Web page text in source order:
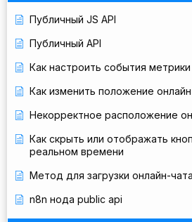
Публичный JS API
Публичный API
Как настроить события
Как изменить положение
Некорректное расположение
Как скрыть или отображать
реальном времени
Метод для загрузки онлайн-чата
n8n нода public api